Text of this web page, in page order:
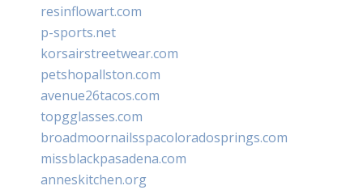
resinflowart.com
p-sports.net
korsairstreetwear.com
petshopallston.com
avenue26tacos.com
topgglasses.com
broadmoornailsspacoloradosprings.com
missblackpasadena.com
anneskitchen.org